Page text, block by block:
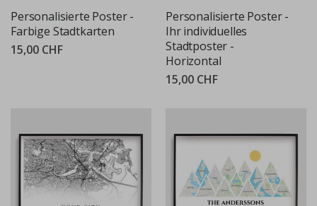
Personalisierte Poster -
Farbige Stadtkarten
15,00 CHF
Personalisierte Poster -
Ihr individuelles
Stadtposter -
Horizontal
15,00 CHF